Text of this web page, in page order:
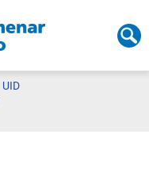
UID